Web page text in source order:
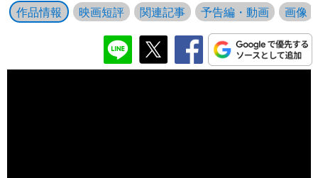
作品情報 映画短評 関連記事 予告編・動画 画像